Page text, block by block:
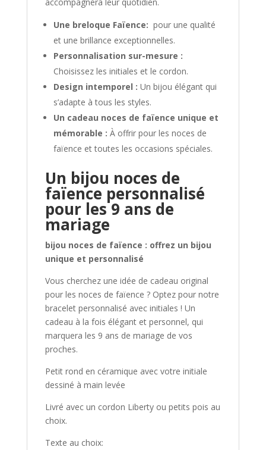
accompagnera leur quotidien.
Une breloque Faïence: pour une qualité
et une brillance exceptionnelles.
Personnalisation sur-mesure :
Choisissez les initiales et le cordon.
Design intemporel : Un bijou élégant qui
s’adapte à tous les styles.
Un cadeau noces de faïence unique et
mémorable : À offrir pour les noces de
faïence et toutes les occasions spéciales.
Un bijou noces de
faïence personnalisé
pour les 9 ans de
mariage
bijou noces de faïence : offrez un bijou
unique et personnalisé
Vous cherchez une idée de cadeau original
pour les noces de faïence ? Optez pour notre
bracelet personnalisé avec initiales ! Un
cadeau à la fois élégant et personnel, qui
marquera les 9 ans de mariage de vos
proches.
Petit rond en céramique avec votre initiale
dessiné à main levée
Livré avec un cordon Liberty ou petits pois au
choix.
Texte au choix: